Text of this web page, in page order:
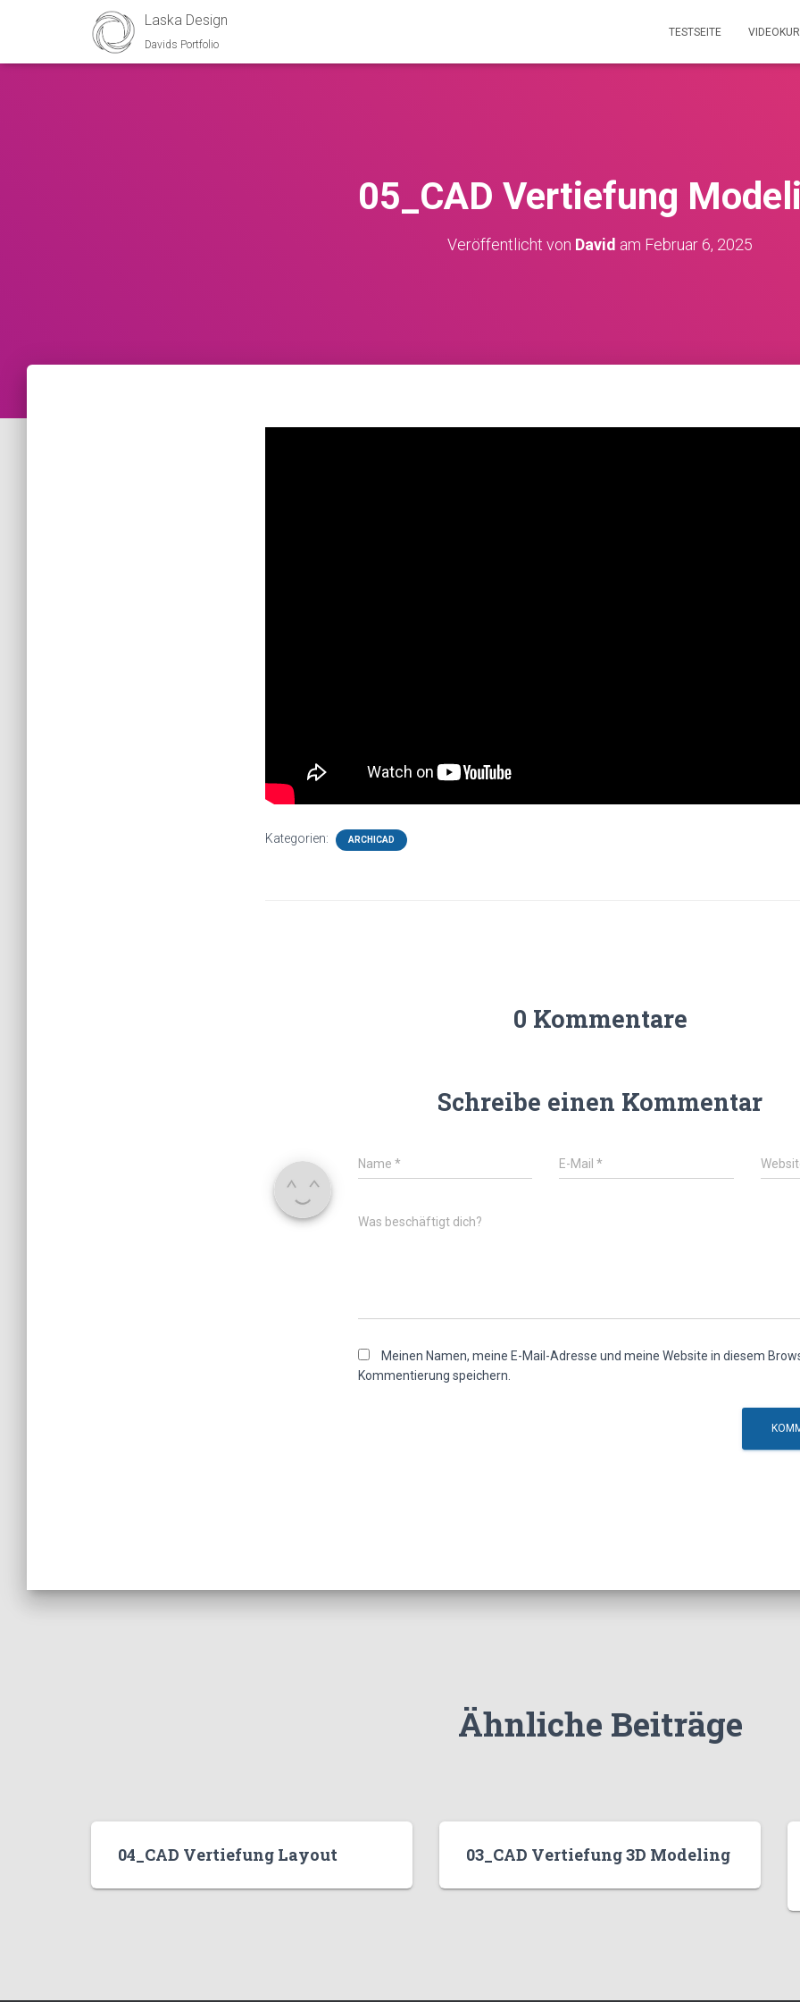
Laska Design
Davids Portfolio
TESTSEITE
05_CAD Vertiefung
Veröffentlicht von David am Februar 6, 2025
Kategorien: ARCHICAD
0 Kommentare
Schreibe einen Kommentar
Name * E-Mail*
Was beschäftigt dich?
Meinen Namen, meine E-Mail-Adresse und meine Website in diesem
Kommentierung speichern.
Ähnliche Beiträge
04_CAD Vertiefung Layout 03_CAD Vertiefung 3D Modeling